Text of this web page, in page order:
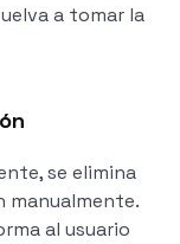
a tomar la
se elimina
manualmente.
al usuario